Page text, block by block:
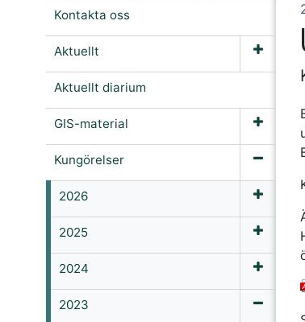
Kontakta oss
Aktuellt
Aktuellt diarium
GIS-material
Kungörelser
2026
2025
2024
2023